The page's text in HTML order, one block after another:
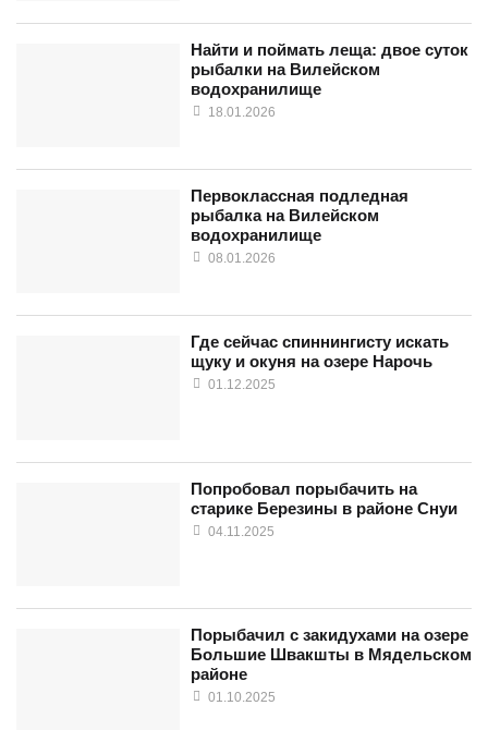
Найти и поймать леща: двое суток
рыбалки на Вилейском
водохранилище
18.01.2026
Первоклассная подледная
рыбалка на Вилейском
водохранилище
08.01.2026
Где сейчас спиннингисту искать
щуку и окуня на озере Нарочь
01.12.2025
Попробовал порыбачить на
старике Березины в районе Снуи
04.11.2025
Порыбачил с закидухами на озере
Большие Швакшты в Мядельском
районе
01.10.2025